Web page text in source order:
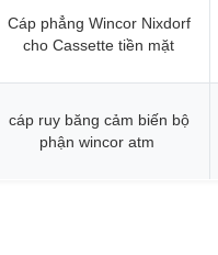
Cáp phẳng Wincor Nixdorf
cho Cassette tiền mặt
cáp ruy băng cảm biến bộ
phận wincor atm